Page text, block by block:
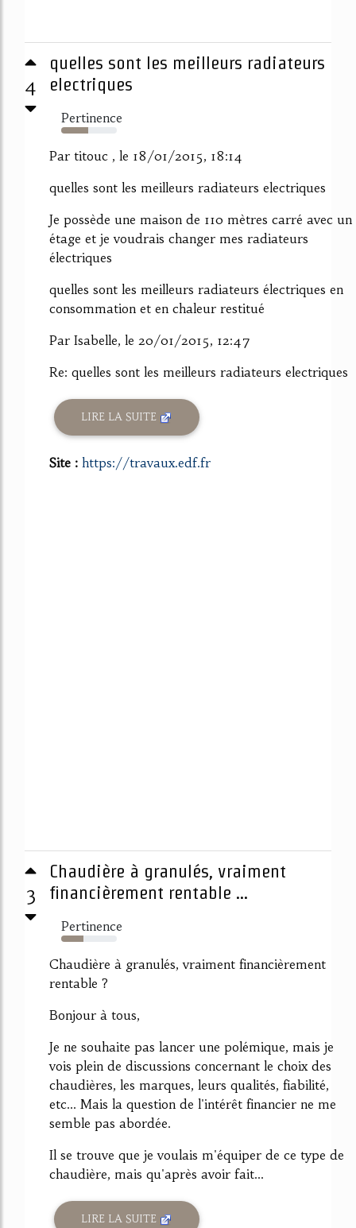
4
quelles sont les meilleurs radiateurs
electriques
Pertinence
48%
Par titouc , le 18/01/2015, 18:14
quelles sont les meilleurs radiateurs electriques
Je possède une maison de 110 mètres carré avec un
étage et je voudrais changer mes radiateurs
électriques
quelles sont les meilleurs radiateurs électriques en
consommation et en chaleur restitué
Par Isabelle, le 20/01/2015, 12:47
Re: quelles sont les meilleurs radiateurs electriques
LIRE LA SUITE
Site : https://travaux.edf.fr
3
Chaudière à granulés, vraiment
financièrement rentable ...
Pertinence
40%
Chaudière à granulés, vraiment financièrement
rentable ?
Bonjour à tous,
Je ne souhaite pas lancer une polémique, mais je
vois plein de discussions concernant le choix des
chaudières, les marques, leurs qualités, fiabilité,
etc... Mais la question de l'intérêt financier ne me
semble pas abordée.
Il se trouve que je voulais m'équiper de ce type de
chaudière, mais qu'après avoir fait...
LIRE LA SUITE